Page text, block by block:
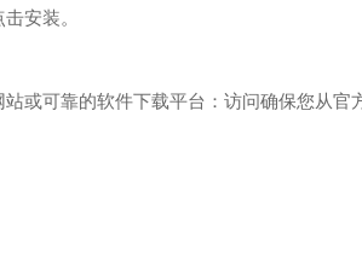
安装。
或可靠的软件下载平台：访问确保您从官